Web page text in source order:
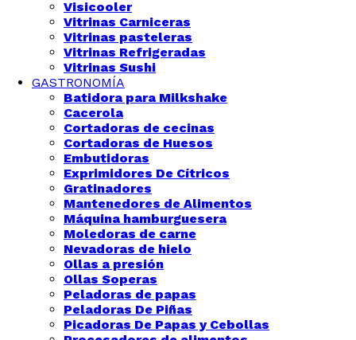
Visicooler
Vitrinas Carniceras
Vitrinas pasteleras
Vitrinas Refrigeradas
Vitrinas Sushi
GASTRONOMÍA
Batidora para Milkshake
Cacerola
Cortadoras de cecinas
Cortadoras de Huesos
Embutidoras
Exprimidores De Cítricos
Gratinadores
Mantenedores de Alimentos
Máquina hamburguesera
Moledoras de carne
Nevadoras de hielo
Ollas a presión
Ollas Soperas
Peladoras de papas
Peladoras De Piñas
Picadoras De Papas y Cebollas